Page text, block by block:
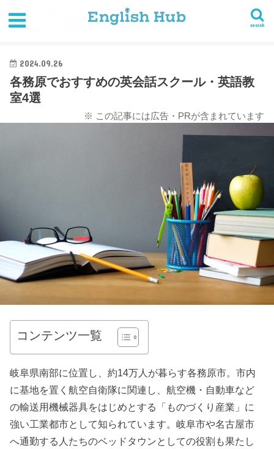
search
英会話スクール・英会話教室
【岐阜】おすすめの英会話スクール・英語教室まとめ
各務原でおすすめの英会話スクール・英語教室4選
2024.09.26
各務原でおすすめの英会話スクール・英語教
室4選
※ この記事には広告・PRが含まれています
コンテンツ一覧
岐阜県南部に位置し、約14万人が暮らす各務原市。市内
に基地を置く航空自衛隊に関連し、航空機・自動車など
の輸送用機械器具をはじめとする「ものづくり産業」に
強い工業都市として知られています。岐阜市や名古屋市
へ通勤する人たちのベッドタウンとしての役割も果たし